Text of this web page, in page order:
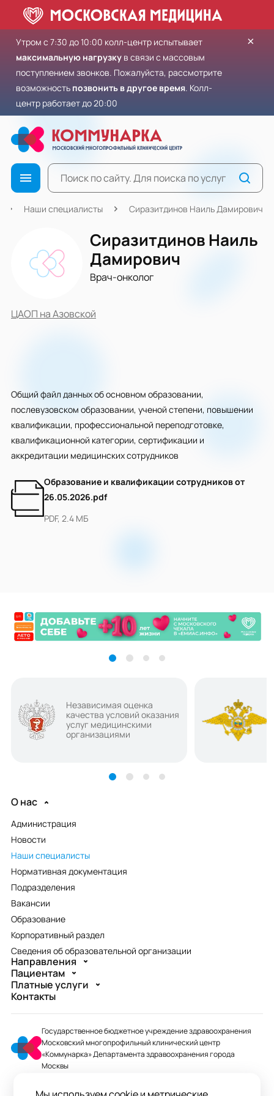
Утром с 7:30 до 10:00 колл-центр испытывает
максимальную нагрузку в связи с массовым
поступлением звонков. Пожалуйста, рассмотрите
возможность позвонить в другое время. Колл-
центр работает до 20:00
×
Наши специалисты Сиразитдинов Наиль Дамирович
Сиразитдинов Наиль
Дамирович
Врач-онколог
ЦАОП на Азовской
Общий файл данных об основном образовании,
послевузовском образовании, ученой степени, повышении
квалификации, профессиональной переподготовке,
квалификационной категории, сертификации и
аккредитации медицинских сотрудников
Образование и квалификации сотрудников от
26.05.2026.pdf
PDF, 2.4 МБ
Независимая оценка
качества условий оказания
услуг медицинскими
организациями
О нас
Администрация
Новости
Наши специалисты
Нормативная документация
Подразделения
Вакансии
Образование
Корпоративный раздел
Сведения об образовательной организации
Направления
Пациентам
Платные услуги
Контакты
Государственное бюджетное учреждение здравоохранения
Московский многопрофильный клинический центр
«Коммунарка» Департамента здравоохранения города
Москвы